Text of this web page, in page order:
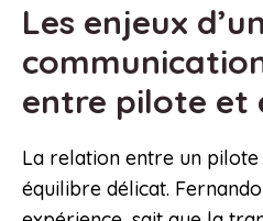
Les enjeux
entre pilote et
La relation entre un
équilibre délicat.